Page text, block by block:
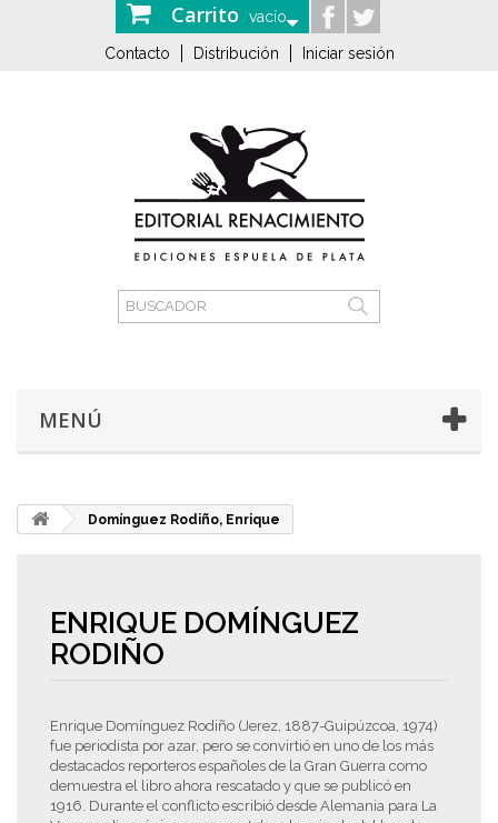
Carrito vacío
Contacto Distribución Iniciar sesión
MENÚ
Domínguez Rodiño, Enrique
ENRIQUE DOMÍNGUEZ
RODIÑO
Enrique Domínguez Rodiño (Jerez, 1887-Guipúzcoa, 1974)
fue periodista por azar, pero se convirtió en uno de los más
destacados reporteros españoles de la Gran Guerra como
demuestra el libro ahora rescatado y que se publicó en
1916. Durante el conflicto escribió desde Alemania para La